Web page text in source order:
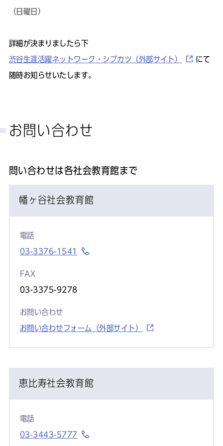
（日曜日）
詳細が決まりましたら下
渋谷生涯活躍ネットワーク・シブカツ（外部サイト）
にて
随時お知らせいたします。
お問い合わせ
問い合わせは各社会教育館まで
幡ヶ谷社会教育館
電話
03-3376-1541
FAX
03-3375-9278
お問い合わせ
お問い合わせフォーム（外部サイト）
恵比寿社会教育館
電話
03-3443-5777